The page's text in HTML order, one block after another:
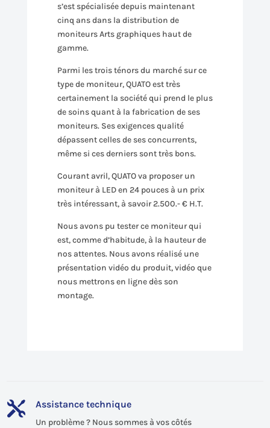
s’est spécialisée depuis maintenant
cinq ans dans la distribution de
moniteurs Arts graphiques haut de
gamme.
Parmi les trois ténors du marché sur ce
type de moniteur, QUATO est très
certainement la société qui prend le plus
de soins quant à la fabrication de ses
moniteurs. Ses exigences qualité
dépassent celles de ses concurrents,
même si ces derniers sont très bons.
Courant avril, QUATO va proposer un
moniteur à LED en 24 pouces à un prix
très intéressant, à savoir 2.500.- € H.T.
Nous avons pu tester ce moniteur qui
est, comme d’habitude, à la hauteur de
nos attentes. Nous avons réalisé une
présentation vidéo du produit, vidéo que
nous mettrons en ligne dès son
montage.
 Assistance technique
Un problème ? Nous sommes à vos côtés